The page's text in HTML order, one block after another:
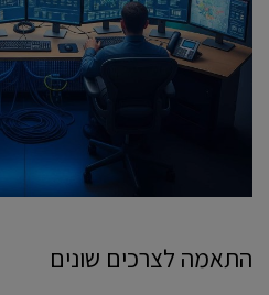
התאמה לצרכים שונים